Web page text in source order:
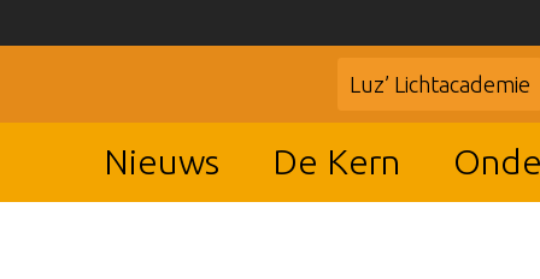
Luz’ Lichtacademie
Nieuws De Kern